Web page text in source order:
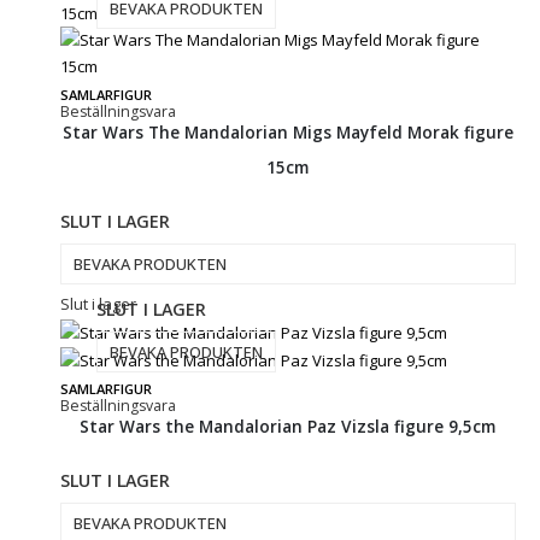
SAMLARFIGUR
Beställningsvara
BEVAKA PRODUKTEN
Star Wars The Mandalorian Migs Mayfeld Morak figure
15cm
SLUT I LAGER
BEVAKA PRODUKTEN
Slut i lager
SAMLARFIGUR
Beställningsvara
SLUT I LAGER
BEVAKA PRODUKTEN
Star Wars the Mandalorian Paz Vizsla figure 9,5cm
SLUT I LAGER
BEVAKA PRODUKTEN